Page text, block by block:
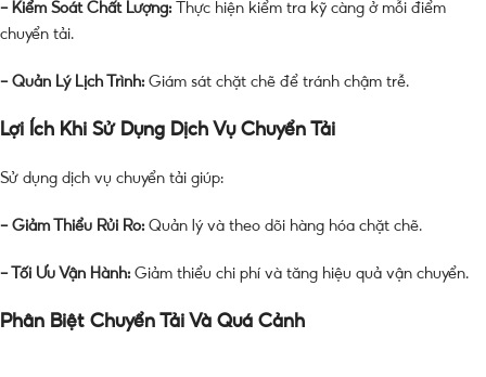
– Kiểm Soát Chất Lượng: Thực hiện kiểm tra kỹ càng ở mỗi điểm
chuyển tải.
– Quản Lý Lịch Trình: Giám sát chặt chẽ để tránh chậm trễ.
Lợi Ích Khi Sử Dụng Dịch Vụ Chuyển Tải
Sử dụng dịch vụ chuyển tải giúp:
– Giảm Thiểu Rủi Ro: Quản lý và theo dõi hàng hóa chặt chẽ.
– Tối Ưu Vận Hành: Giảm thiểu chi phí và tăng hiệu quả vận chuyển.
Phân Biệt Chuyển Tải Và Quá Cảnh